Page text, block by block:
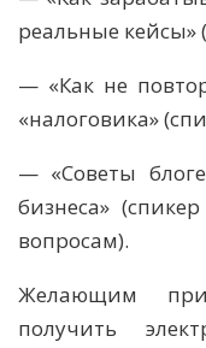
реальные кейсы»
— «Как не
«налоговика»
— «Советы
бизнеса»
вопросам).
Желающим
получить